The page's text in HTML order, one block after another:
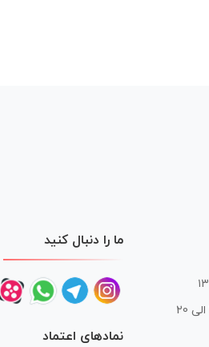
ما را دنبال کنید
نمادهای اعتماد